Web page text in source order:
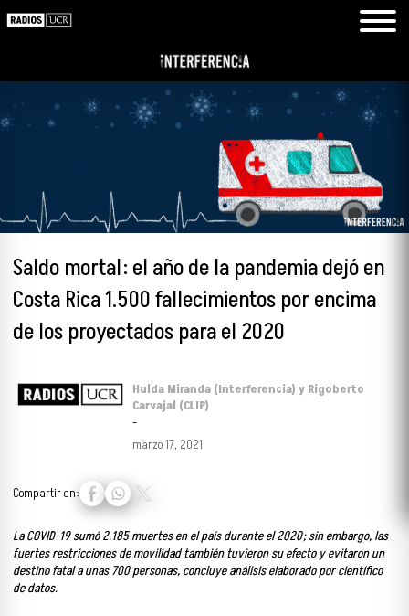
Saldo mortal: el año de la pandemia dejó en
Costa Rica 1.500 fallecimientos por encima
de los proyectados para el 2020
Hulda Miranda (Interferencia) y Rigoberto
Carvajal (CLIP)
-
marzo 17, 2021
Compartir en:
La COVID-19 sumó 2.185 muertes en el país durante el 2020; sin embargo, las
fuertes restricciones de movilidad también tuvieron su efecto y evitaron un
destino fatal a unas 700 personas, concluye análisis elaborado por científico
de datos.